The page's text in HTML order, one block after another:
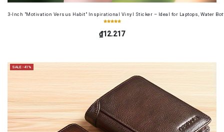
3-Inch "Motivation Versus Habit" Inspirational Vinyl Sticker – Ideal for Laptops, Water
₫12.217
SALE -41%